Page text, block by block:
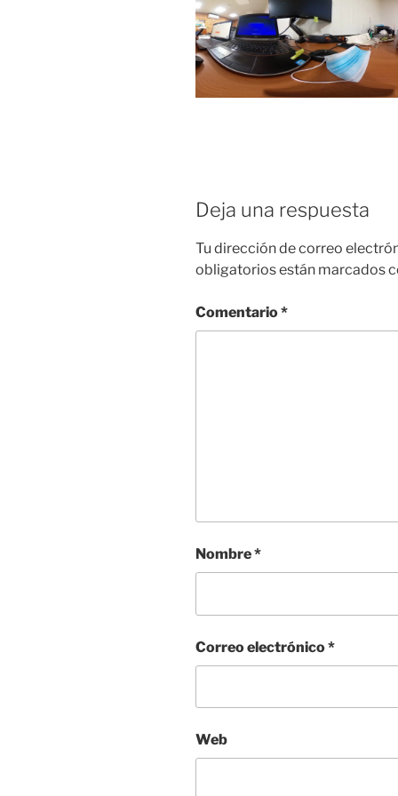
Deja una respuesta
Tu dirección de correo
obligatorios están marcados
Comentario*
Nombre*
Correo electrónico*
Web